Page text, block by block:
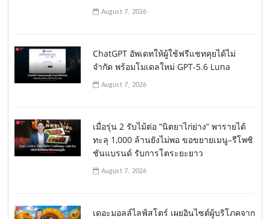
August 7, 2026
ChatGPT อัพเดทให้ผู้ใช้ฟรีแชทคุยได้ไม่
จำกัด พร้อมโมเดลใหม่ GPT-5.6 Luna
August 7, 2026
เมื่อรุ่น 2 รับไม้ต่อ “นิตยาไก่ย่าง” พารายได้
ทะลุ 1,000 ล้านยังไม่พอ ขอขยายเมนู–รีโพซิ
ชันแบรนด์ รับการโตระยะยาว
August 7, 2026
เดอะมอลล์ไลฟ์สโตร์ เผยอินไซต์ผู้บริโภคจาก